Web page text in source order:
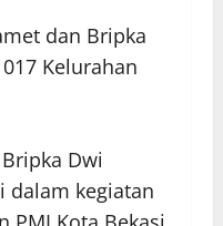
dan Bripka
Kelurahan
Dwi
dalam kegiatan